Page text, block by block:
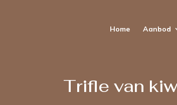
Home Aanbod
Trifle van